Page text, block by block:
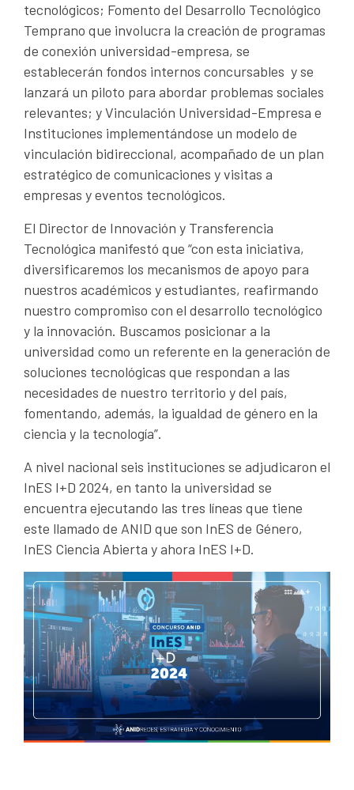
tecnológicos; Fomento del Desarrollo Tecnológico
Temprano que involucra la creación de programas
de conexión universidad-empresa, se
establecerán fondos internos concursables y se
lanzará un piloto para abordar problemas sociales
relevantes; y Vinculación Universidad-Empresa e
Instituciones implementándose un modelo de
vinculación bidireccional, acompañado de un plan
estratégico de comunicaciones y visitas a
empresas y eventos tecnológicos.
El Director de Innovación y Transferencia
Tecnológica manifestó que “con esta iniciativa,
diversificaremos los mecanismos de apoyo para
nuestros académicos y estudiantes, reafirmando
nuestro compromiso con el desarrollo tecnológico
y la innovación. Buscamos posicionar a la
universidad como un referente en la generación de
soluciones tecnológicas que respondan a las
necesidades de nuestro territorio y del país,
fomentando, además, la igualdad de género en la
ciencia y la tecnología”.
A nivel nacional seis instituciones se adjudicaron el
InES I+D 2024, en tanto la universidad se
encuentra ejecutando las tres líneas que tiene
este llamado de ANID que son InES de Género,
InES Ciencia Abierta y ahora InES I+D.